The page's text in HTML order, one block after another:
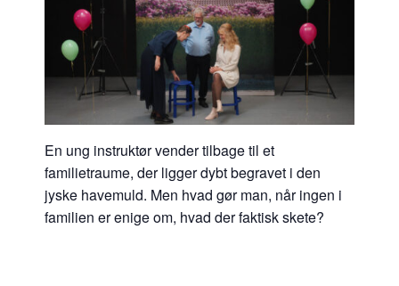
En ung instruktør vender tilbage til et
familietraume, der ligger dybt begravet i den
jyske havemuld. Men hvad gør man, når ingen i
familien er enige om, hvad der faktisk skete?